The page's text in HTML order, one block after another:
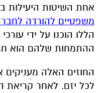
אחת השיטות היעילות
משפטיים להורדה
הללו הוכנו על ידי
ההתמחות שלהם הוא
החוזים האלה
לכל יזם. לאחר